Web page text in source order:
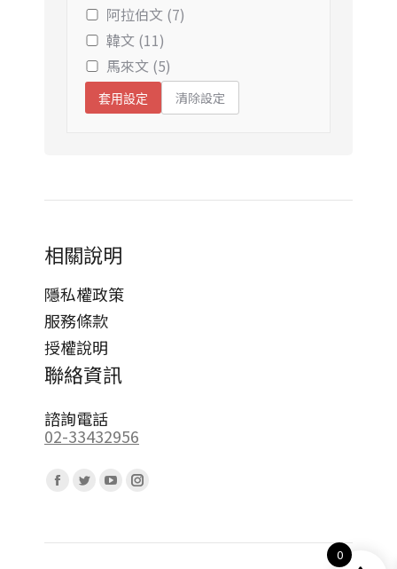
阿拉伯文 (7)
韓文 (11)
馬來文 (5)
套用設定 清除設定
相關說明
隱私權政策
服務條款
授權說明
聯絡資訊
諮詢電話
02-33432956
Facebook
opens
Twitter
opens
YouTube
opens
Instagram
opens
0